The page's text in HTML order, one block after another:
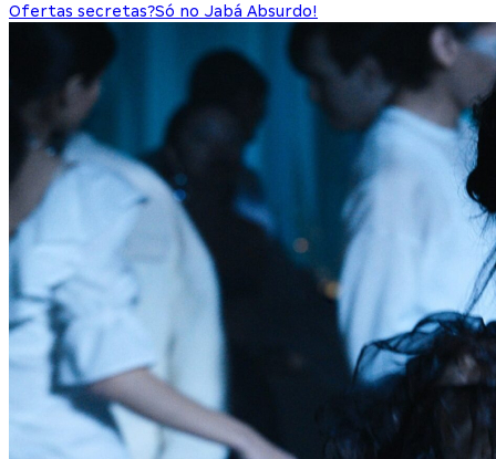
Ofertas secretas?Só no Jabá Absurdo!